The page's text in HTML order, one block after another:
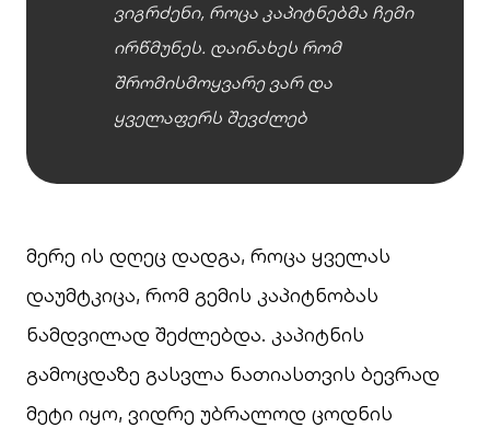
ვიგრძენი, როცა კაპიტნებმა ჩემი
ირწმუნეს. დაინახეს რომ
შრომისმოყვარე ვარ და
ყველაფერს შევძლებ
მერე ის დღეც დადგა, როცა ყველას
დაუმტკიცა, რომ გემის კაპიტნობას
ნამდვილად შეძლებდა. კაპიტნის
გამოცდაზე გასვლა ნათიასთვის ბევრად
მეტი იყო, ვიდრე უბრალოდ ცოდნის